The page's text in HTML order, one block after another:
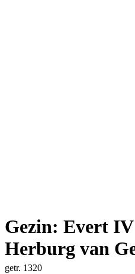
Gezin: Evert
Herburg van
getr. 1320